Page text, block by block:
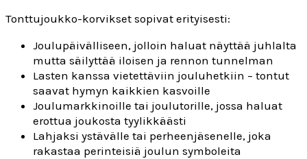
Tonttujoukko-korvikset sopivat erityisesti:
Joulupäivälliseen, jolloin haluat näyttää juhlalta
mutta säilyttää iloisen ja rennon tunnelman
Lasten kanssa vietettäviin jouluhetkiin – tontut
saavat hymyn kaikkien kasvoille
Joulumarkkinoille tai joulutorille, jossa haluat
erottua joukosta tyylikkäästi
Lahjaksi ystävälle tai perheenjäsenelle, joka
rakastaa perinteisiä joulun symboleita